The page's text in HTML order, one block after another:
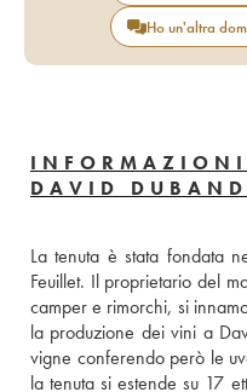
Ho un'altra
INFORMAZIONI
DAVID DUBAND
La tenuta è stata fondata
Feuillet. Il proprietario del
camper e rimorchi, si
la produzione dei vini a
vigne conferendo però le
la tenuta si estende su 17